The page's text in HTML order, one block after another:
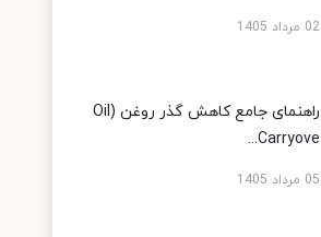
02 مرداد 1405
راهنمای جامع کاهش گذر روغن (Oil
Carryove...
05 مرداد 1405